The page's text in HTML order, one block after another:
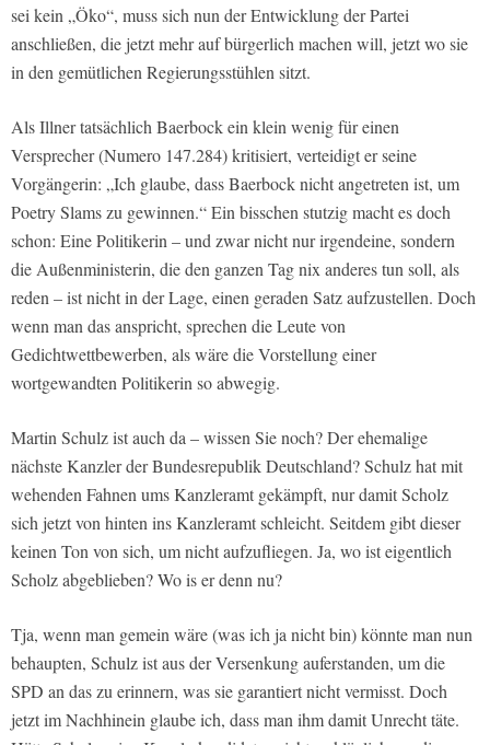
sei kein „Öko“, muss sich nun der Entwicklung der Partei
anschließen, die jetzt mehr auf bürgerlich machen will, jetzt wo sie
in den gemütlichen Regierungsstühlen sitzt.
Als Illner tatsächlich Baerbock ein klein wenig für einen
Versprecher (Numero 147.284) kritisiert, verteidigt er seine
Vorgängerin: „Ich glaube, dass Baerbock nicht angetreten ist, um
Poetry Slams zu gewinnen.“ Ein bisschen stutzig macht es doch
schon: Eine Politikerin – und zwar nicht nur irgendeine, sondern
die Außenministerin, die den ganzen Tag nix anderes tun soll, als
reden – ist nicht in der Lage, einen geraden Satz aufzustellen. Doch
wenn man das anspricht, sprechen die Leute von
Gedichtwettbewerben, als wäre die Vorstellung einer
wortgewandten Politikerin so abwegig.
Martin Schulz ist auch da – wissen Sie noch? Der ehemalige
nächste Kanzler der Bundesrepublik Deutschland? Schulz hat mit
wehenden Fahnen ums Kanzleramt gekämpft, nur damit Scholz
sich jetzt von hinten ins Kanzleramt schleicht. Seitdem gibt dieser
keinen Ton von sich, um nicht aufzufliegen. Ja, wo ist eigentlich
Scholz abgeblieben? Wo is er denn nu?
Tja, wenn man gemein wäre (was ich ja nicht bin) könnte man nun
behaupten, Schulz ist aus der Versenkung auferstanden, um die
SPD an das zu erinnern, was sie garantiert nicht vermisst. Doch
jetzt im Nachhinein glaube ich, dass man ihm damit Unrecht täte.